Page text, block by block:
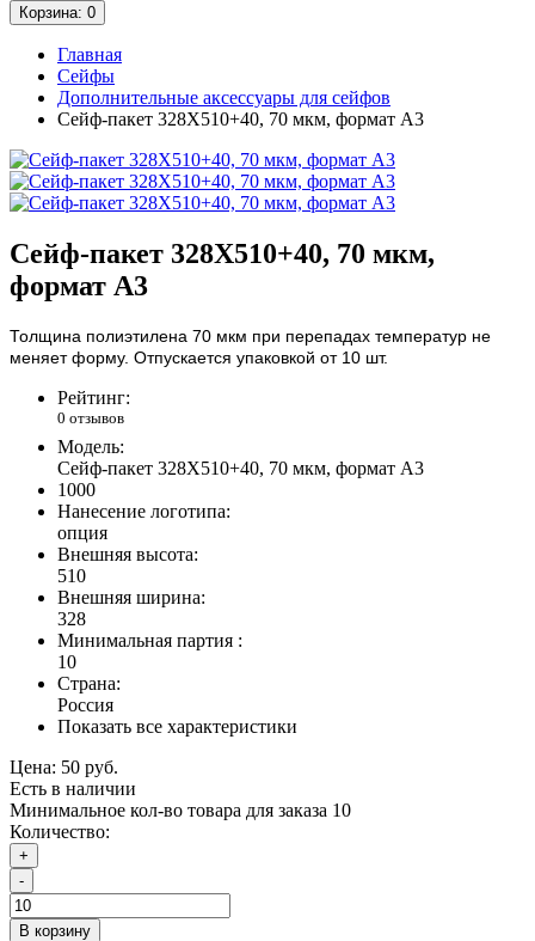
Корзина: 0
Главная
Сейфы
Дополнительные аксессуары для сейфов
Сейф-пакет 328X510+40, 70 мкм, формат А3
Сейф-пакет 328X510+40, 70 мкм,
формат А3
Толщина полиэтилена 70 мкм при перепадах температур не
меняет форму. Отпускается упаковкой от 10 шт.
Рейтинг:
0 отзывов
Модель:
Сейф-пакет 328X510+40, 70 мкм, формат А3
1000
Нанесение логотипа:
опция
Внешняя высота:
510
Внешняя ширина:
328
Минимальная партия :
10
Страна:
Россия
Показать все характеристики
Цена: 50 руб.
Есть в наличии
Минимальное кол-во товара для заказа 10
Количество:
+
-
В корзину